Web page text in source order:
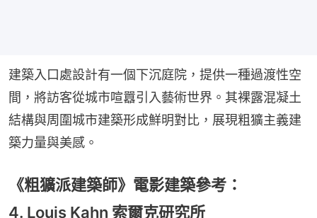
建築入口處設計有一個下沉庭院，提供一種過渡性空
間，將訪客從城市喧囂引入藝術世界。其裸露混凝土
結構與周圍城市建築形成鮮明對比，展現粗獷主義建
築力量與美感。
《粗獷派建築師》電影建築參考：
4. Louis Kahn 索爾克研究所